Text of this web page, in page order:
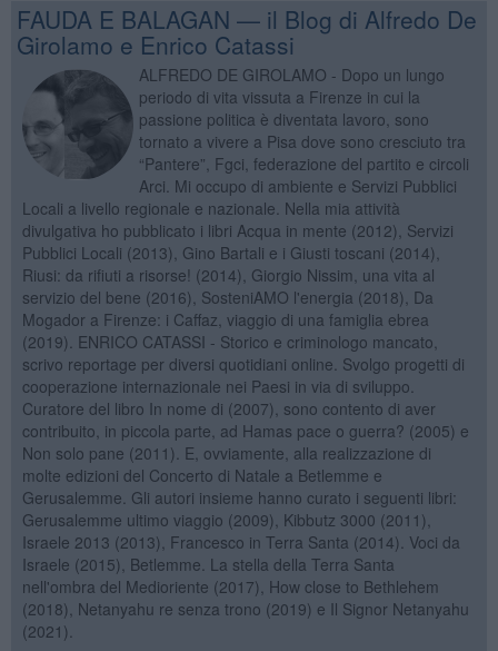
FAUDA E BALAGAN — il Blog di Alfredo De
Girolamo e Enrico Catassi
ALFREDO DE GIROLAMO - Dopo un lungo
periodo di vita vissuta a Firenze in cui la
passione politica è diventata lavoro, sono
tornato a vivere a Pisa dove sono cresciuto tra
“Pantere”, Fgci, federazione del partito e circoli
Arci. Mi occupo di ambiente e Servizi Pubblici
Locali a livello regionale e nazionale. Nella mia attività
divulgativa ho pubblicato i libri Acqua in mente (2012), Servizi
Pubblici Locali (2013), Gino Bartali e i Giusti toscani (2014),
Riusi: da rifiuti a risorse! (2014), Giorgio Nissim, una vita al
servizio del bene (2016), SosteniAMO l'energia (2018), Da
Mogador a Firenze: i Caffaz, viaggio di una famiglia ebrea
(2019). ENRICO CATASSI - Storico e criminologo mancato,
scrivo reportage per diversi quotidiani online. Svolgo progetti di
cooperazione internazionale nei Paesi in via di sviluppo.
Curatore del libro In nome di (2007), sono contento di aver
contribuito, in piccola parte, ad Hamas pace o guerra? (2005) e
Non solo pane (2011). E, ovviamente, alla realizzazione di
molte edizioni del Concerto di Natale a Betlemme e
Gerusalemme. Gli autori insieme hanno curato i seguenti libri:
Gerusalemme ultimo viaggio (2009), Kibbutz 3000 (2011),
Israele 2013 (2013), Francesco in Terra Santa (2014). Voci da
Israele (2015), Betlemme. La stella della Terra Santa
nell'ombra del Medioriente (2017), How close to Bethlehem
(2018), Netanyahu re senza trono (2019) e Il Signor Netanyahu
(2021).